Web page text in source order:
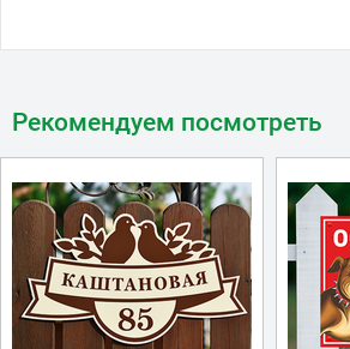
Рекомендуем посмотреть